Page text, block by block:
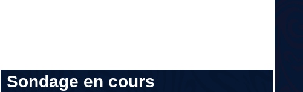
Sondage en cours